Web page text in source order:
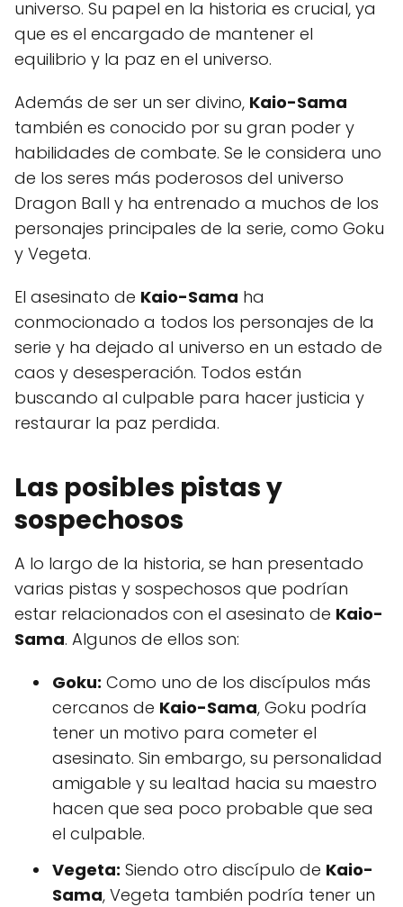
universo. Su papel en la historia es crucial, ya
que es el encargado de mantener el
equilibrio y la paz en el universo.
Además de ser un ser divino, Kaio-Sama
también es conocido por su gran poder y
habilidades de combate. Se le considera uno
de los seres más poderosos del universo
Dragon Ball y ha entrenado a muchos de los
personajes principales de la serie, como Goku
y Vegeta.
El asesinato de Kaio-Sama ha
conmocionado a todos los personajes de la
serie y ha dejado al universo en un estado de
caos y desesperación. Todos están
buscando al culpable para hacer justicia y
restaurar la paz perdida.
Las posibles pistas y
sospechosos
A lo largo de la historia, se han presentado
varias pistas y sospechosos que podrían
estar relacionados con el asesinato de Kaio-
Sama. Algunos de ellos son:
Goku: Como uno de los discípulos más
cercanos de Kaio-Sama, Goku podría
tener un motivo para cometer el
asesinato. Sin embargo, su personalidad
amigable y su lealtad hacia su maestro
hacen que sea poco probable que sea
el culpable.
Vegeta: Siendo otro discípulo de Kaio-
Sama, Vegeta también podría tener un